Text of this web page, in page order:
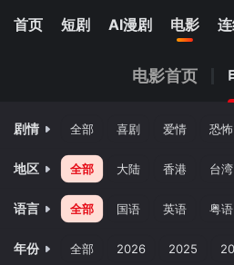
首页 短剧 AI漫剧 电影
我的观影记录
暂无观看
电影首页
剧情 全部 喜剧 爱情 恐怖
地区 全部 大陆 香港 台湾
语言 全部 国语 英语 粤语
年份 全部 2026 2025